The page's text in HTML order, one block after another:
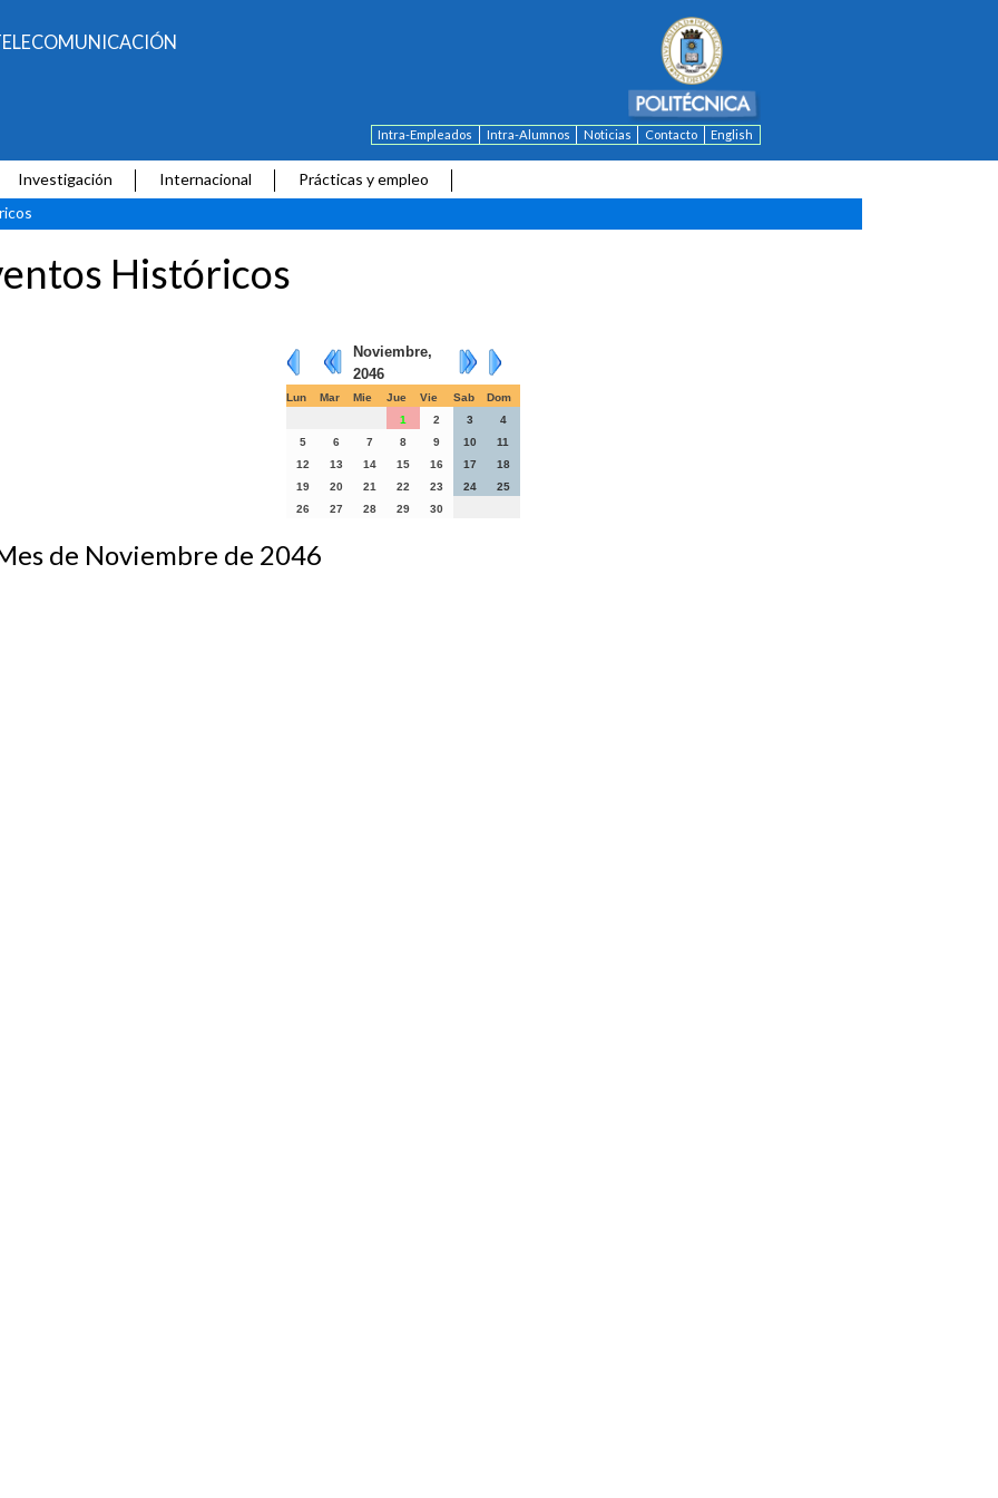
Intra-Empleados Intra-Alumnos Noticias Contacto English
Investigación Internacional
Prácticas y empleo
Históricos
Noviembre,
2046
Lun Mar Mie Jue Vie Sab
Dom
1
2 3
4
5
6 7 8 9 10
11
12
13 14 15 16 17
18
19
20 21 22 23 24
25
26
27 28 29 30
de Noviembre de 2046